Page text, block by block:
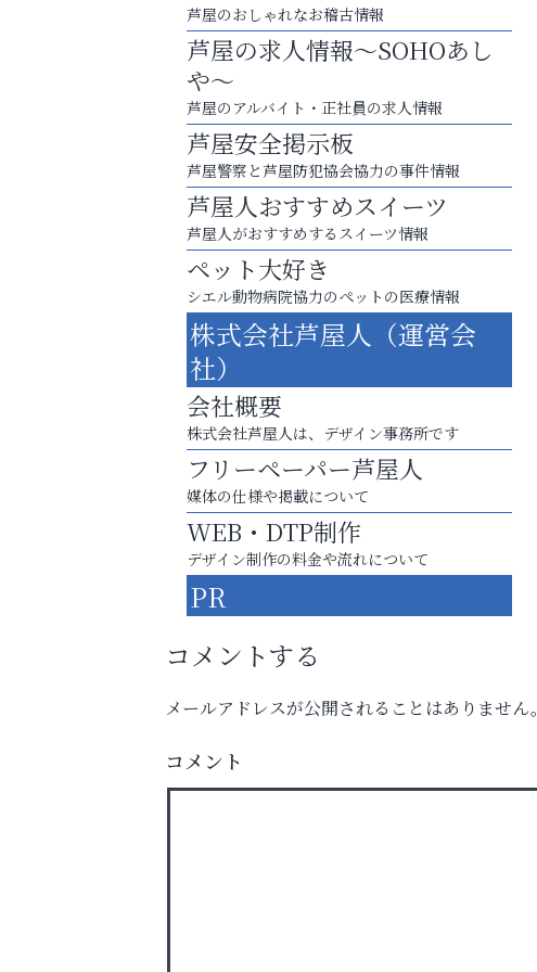
「この学校に出会えて、本当によかった。」
ラ・ミカ矯正歯科
口元から始まる、自分らしい毎日を
芦屋のおしゃれなお稽古情報
芦屋の求人情報～SOHOあし
や～
芦屋のアルバイト・正社員の求人情報
芦屋安全掲示板
芦屋警察と芦屋防犯協会協力の事件情報
芦屋人おすすめスイーツ
芦屋人がおすすめするスイーツ情報
ペット大好き
シエル動物病院協力のペットの医療情報
株式会社芦屋人（運営会
社）
会社概要
株式会社芦屋人は、デザイン事務所です
フリーペーパー芦屋人
媒体の仕様や掲載について
WEB・DTP制作
デザイン制作の料金や流れについて
PR
コメントする
メールアドレスが公開されることはありません。
コメント